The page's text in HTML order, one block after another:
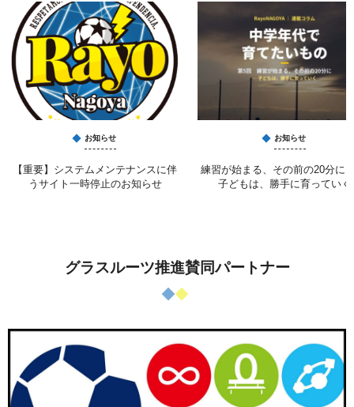
お知らせ
【重要】システムメンテナンスに伴
うサイト一時停止のお知らせ
お知らせ
練習が始まる、その前の20分
子どもは、勝手に育っていく
グラスルーツ推進賛同パートナー